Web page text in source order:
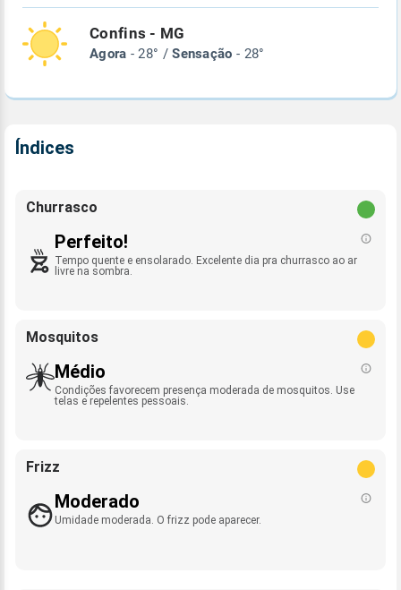
Confins - MG
Agora - 28° /Sensação - 28°
Índices
Churrasco
Perfeito!
Tempo quente e ensolarado. Excelente dia pra churrasco ao ar
livre na sombra.
Mosquitos
Médio
Condições favorecem presença moderada de mosquitos. Use
telas e repelentes pessoais.
Frizz
Moderado
Umidade moderada. O frizz pode aparecer.